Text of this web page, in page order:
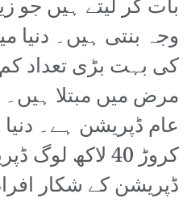
بات کر لیتے ہیں جو
وجہ بنتی ہیں۔ دنیا
کی بہت بڑی تعداد
مرض میں مبتلا
کروڑ 40 لاکھ
ڈپریشن کے شکار